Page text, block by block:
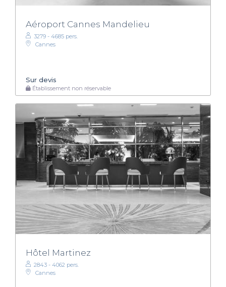
Aéroport Cannes Mandelieu
3279 - 4685 pers.
Cannes
Sur devis
Établissement non réservable
Hôtel Martinez
2843 - 4062 pers.
Cannes